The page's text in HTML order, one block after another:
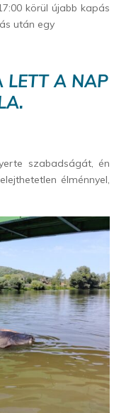
körül újabb kapás
után egy
LETT A NAP
szabadságát, én
élménnyel,